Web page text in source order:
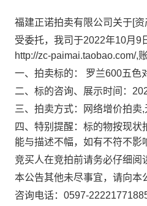
福建正诺拍卖有限公司关于[
受委托，我司于2022年10月 9
http://zc-paimai.taobao.com/,
一、拍卖标的：
罗兰600五色
二、标的咨询、展示时间：
三、拍卖方式：
网络增价拍卖
四、特别提醒： 标的物按现状
能与描述不幅，如有不符不影
竞买人在竞拍前请务必仔细阅
本公告其他未尽事宜，请向本
咨询电话：0597-